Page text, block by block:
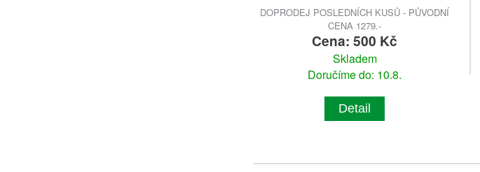
DOPRODEJ POSLEDNÍCH KUSŮ - PŮVODNÍ
CENA 1279.-
Cena: 500 Kč
Skladem
Doručíme do: 10.8.
Detail